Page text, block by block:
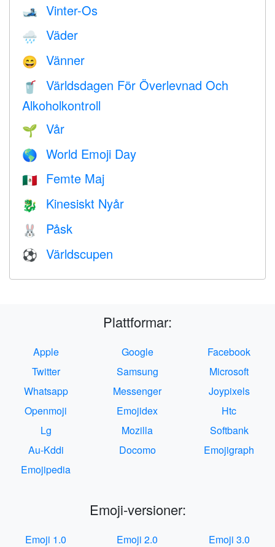
🎿 Vinter-Os
🌧 Väder
😄 Vänner
🥤
Världsdagen För Överlevnad Och
Alkoholkontroll
🌱 Vår
🌎 World Emoji Day
🇲🇽 Femte Maj
🐉 Kinesiskt Nyår
🐰 Påsk
⚽ Världscupen
Plattformar:
Apple Google
Facebook
Twitter
Samsung
Microsoft
Whatsapp
Messenger
Joypixels
Openmoji
Emojidex
Htc
Lg
Mozilla
Softbank
Au-Kddi
Docomo
Emojigraph
Emojipedia
Emoji-versioner:
Emoji 1.0 Emoji 2.0 Emoji 3.0